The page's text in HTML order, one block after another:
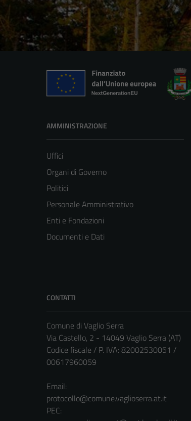
AMMINISTRAZIONE
Uffici
Organi di Governo
Politici
Personale Amministrativo
Enti e Fondazioni
Documenti e Dati
CONTATTI
Comune di Vaglio Serra
Via Castello, 2 - 14049 Vaglio Serra (AT)
Codice fiscale / P. IVA: 82002530051 /
00617960059
Email:
protocollo@comune.vaglioserra.at.it
PEC: